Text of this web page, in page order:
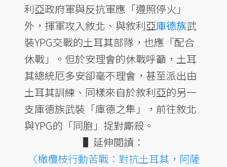
利亞政府軍與反抗軍應「遵照停火」
外，揮軍攻入敘北、與敘利亞庫德族武
裝YPG交戰的土耳其部隊，也應「配合
休戰」。但於安理會的休戰呼籲，土耳
其總統厄多安卻毫不理會，甚至派出由
土耳其訓練、同樣來自於敘利亞的另一
支庫德族武裝「庫德之隼」，前往敘北
與YPG的「同胞」捉對廝殺。
▌延伸閱讀：
〈橄欖枝行動苦戰：對抗土耳其，阿薩